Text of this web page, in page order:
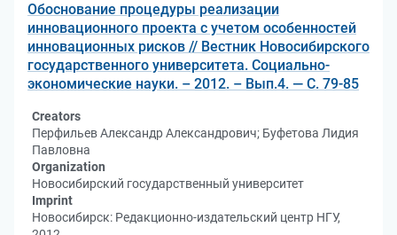
Обоснование процедуры реализации
инновационного проекта с учетом особенностей
инновационных рисков // Вестник Новосибирского
государственного университета. Социально-
экономические науки. – 2012. – Вып.4. — С. 79-85
Creators
Перфильев Александр Александрович; Буфетова Лидия
Павловна
Organization
Новосибирский государственный университет
Imprint
Новосибирск: Редакционно-издательский центр НГУ,